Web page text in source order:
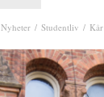
Nyheter Studentliv Kår